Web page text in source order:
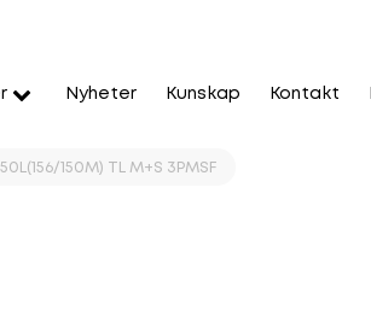
Nyheter Kunskap Kontakt
150M) TL M+S 3PMSF